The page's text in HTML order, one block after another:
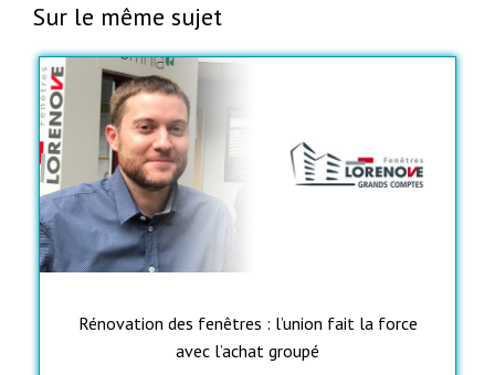
Sur le même sujet
Rénovation des fenêtres : l’union fait la force
avec l’achat groupé